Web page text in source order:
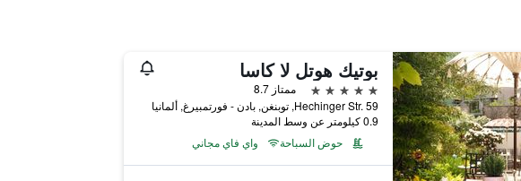
بوتيك هوتل لا كاسا
5 نجوم
ممتاز 8.7
Hechinger Str. 59, توبنغن, بادن - فورتمبيرغ, ألمانيا
0.9 كيلومتر عن وسط المدينة
حوض السباحة
واي فاي مجاني